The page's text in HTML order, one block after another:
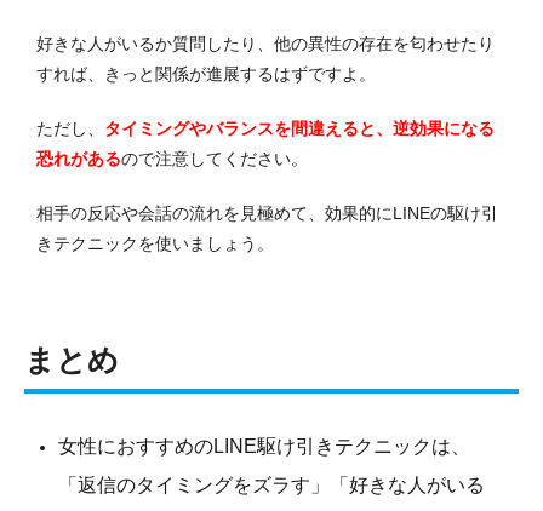
好きな人がいるか質問したり、他の異性の存在を匂わせたり
すれば、きっと関係が進展するはずですよ。
ただし、 タイミングやバランスを間違えると、逆効果になる
恐れがあるので注意してください。
相手の反応や会話の流れを見極めて、効果的にLINEの駆け引
きテクニックを使いましょう。
まとめ
女性におすすめのLINE駆け引きテクニックは、
「返信のタイミングをズラす」「好きな人がいる